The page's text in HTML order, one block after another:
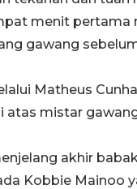
menit pertama
gawang
Matheus
atas mistar
akhir
Kobbie Mainoo